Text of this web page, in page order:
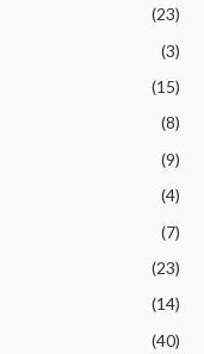
(23)
(3)
(15)
(8)
(9)
(4)
(7)
(23)
(14)
(40)